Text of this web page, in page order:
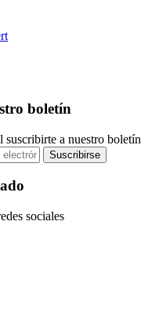
boletín
a nuestro boletín
Suscribirse
sociales